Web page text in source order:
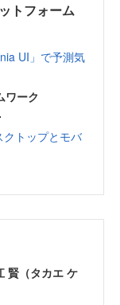
トフォーム
UI」で予測気
ワーク
トップとモバ
賢（タカエ ケ